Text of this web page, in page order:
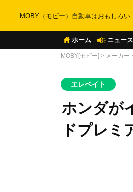
MOBY（モビー）自動車はおもしろい
ホーム ニュース
MOBY[モビー] > メーカー
エレベイト
ホンダが
ドプレミ